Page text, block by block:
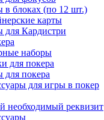
в блоках (по 12 шт.)
карты
для Кардистри
наборы
для покера
для покера
для игры в покер
необходимый реквизит